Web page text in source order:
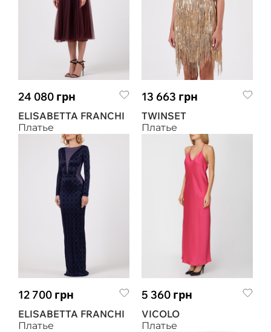
24 080 грн
ELISABETTA FRANCHI
Платье
13 663 грн
TWINSET
Платье
12 700 грн
ELISABETTA FRANCHI
Платье
5 360 грн
VICOLO
Платье